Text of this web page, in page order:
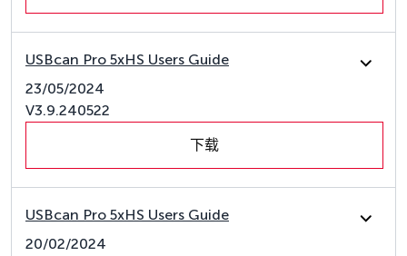
USBcan Pro 5xHS Users Guide
23/05/2024
V3.9.240522
下载
USBcan Pro 5xHS Users Guide
20/02/2024